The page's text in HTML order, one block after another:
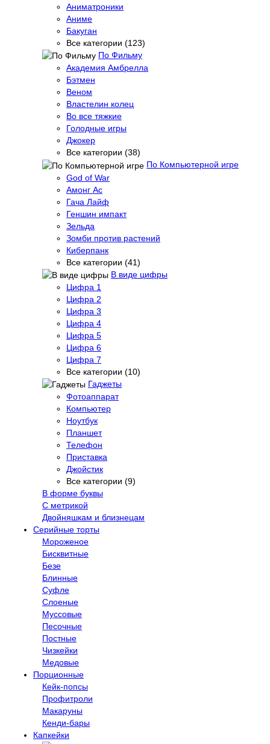
Аниматроники
Аниме
Бакуган
Все категории (123)
По Фильму
Академия Амбрелла
Бэтмен
Веном
Властелин колец
Во все тяжкие
Голодные игры
Джокер
Все категории (38)
По Компьютерной игре
God of War
Амонг Ас
Гача Лайф
Геншин импакт
Зельда
Зомби против растений
Киберпанк
Все категории (41)
В виде цифры
Цифра 1
Цифра 2
Цифра 3
Цифра 4
Цифра 5
Цифра 6
Цифра 7
Все категории (10)
Гаджеты
Фотоаппарат
Компьютер
Ноутбук
Планшет
Телефон
Приставка
Джойстик
Все категории (9)
В форме буквы
С метрикой
Двойняшкам и близнецам
Серийные торты
Мороженое
Бисквитные
Безе
Блинные
Суфле
Слоеные
Муссовые
Песочные
Постные
Чизкейки
Медовые
Порционные
Кейк-попсы
Профитроли
Макаруны
Кенди-бары
Капкейки